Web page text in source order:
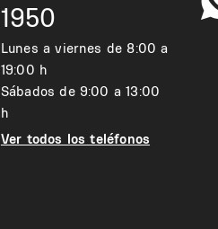
1950
Lunes a viernes de 8:00 a
19:00 h
Sábados de 9:00 a 13:00
h
Ver todos los teléfonos